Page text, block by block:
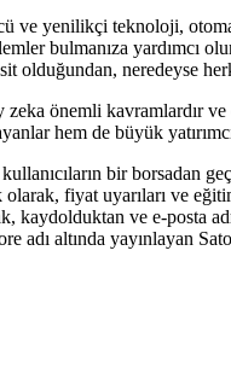
ve yenilikçi teknoloji,
bulmanıza yardımcı
olduğundan, neredeyse
önemli kavramlardır
hem de büyük
bir borsadan
fiyat uyarıları ve
kaydolduktan ve e-posta
adı altında yayınlayan